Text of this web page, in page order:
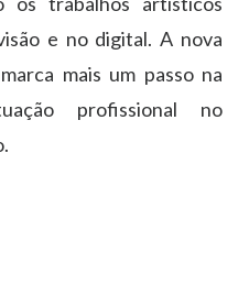
e no digital. A nova
mais um passo na
profissional no